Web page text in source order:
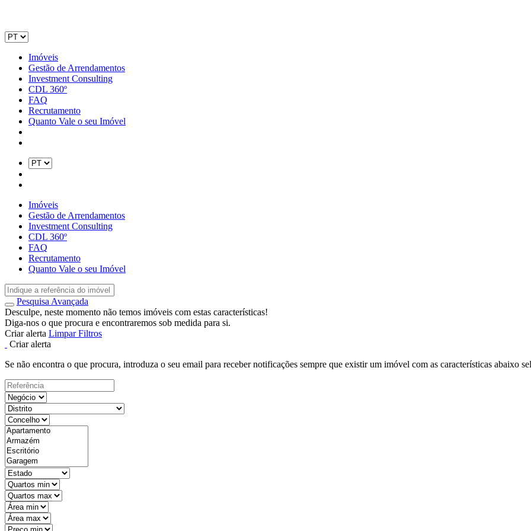
Imóveis
Gestão de Arrendamentos
Investment Consulting
CDL 360º
FAQ
Recrutamento
Quanto Vale o seu Imóvel
Imóveis
Gestão de Arrendamentos
Investment Consulting
CDL 360º
FAQ
Recrutamento
Quanto Vale o seu Imóvel
Pesquisa Avançada
Desculpe, neste momento não temos imóveis com estas características!
Diga-nos o que procura e encontraremos sob medida para si.
Criar alerta Limpar Filtros
Criar alerta
Se não encontra o que procura, introduza o seu email para receber notificações sempre que existir um imóvel com as características abaixo